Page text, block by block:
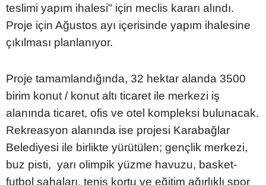
teslimi yapım ihalesi" için meclis kararı alındı.
Proje için Ağustos ayı içerisinde yapım ihalesine
çıkılması planlanıyor.
Proje tamamlandığında, 32 hektar alanda 3500
birim konut / konut altı ticaret ile merkezi iş
alanında ticaret, ofis ve otel kompleksi bulunacak.
Rekreasyon alanında ise projesi Karabağlar
Belediyesi ile birlikte yürütülen; gençlik merkezi,
buz pisti, yarı olimpik yüzme havuzu, basket-
futbol sahaları, tenis kortu ve eğitim ağırlıklı spor